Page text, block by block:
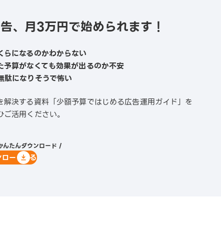
、月3万円で始められます！
らになるのかわからない
予算がなくても効果が出るのか不安
駄になりそうで怖い
解決する資料「少額予算ではじめる広告運用ガイド」を
活用ください。
たんダウンロード /
ードする